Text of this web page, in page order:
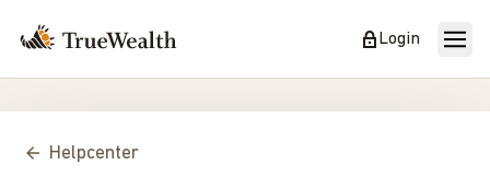
Login
Helpcenter